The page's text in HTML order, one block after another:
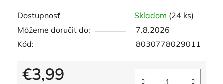
Dostupnosť Skladom (24 ks)
Môžeme doručiť do:
7.8.2026
Kód:
8030778029011
€3,99